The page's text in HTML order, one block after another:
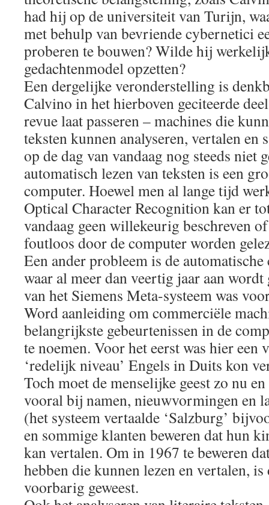
had hij op de universiteit van Turijn,
met behulp van bevriende cybernetici
proberen te bouwen? Wilde hij
gedachtenmodel opzetten?
Een dergelijke veronderstelling is
Calvino in het hierboven geciteerde
revue laat passeren – machines die
teksten kunnen analyseren, vertalen en
op de dag van vandaag nog steeds niet
automatisch lezen van teksten is een
computer. Hoewel men al lange tijd
Optical Character Recognition kan er
vandaag geen willekeurig beschreven
foutloos door de computer worden
Een ander probleem is de
waar al meer dan veertig jaar aan wordt
van het Siemens Meta-systeem was
Word aanleiding om commerciële
belangrijkste gebeurtenissen in de
te noemen. Voor het eerst was hier een
‘redelijk niveau’ Engels in Duits kon
Toch moet de menselijke geest zo nu
vooral bij namen, nieuwvormingen en
(het systeem vertaalde ‘Salzburg’
en sommige klanten beweren dat hun
kan vertalen. Om in 1967 te beweren
hebben die kunnen lezen en vertalen,
voorbarig geweest.